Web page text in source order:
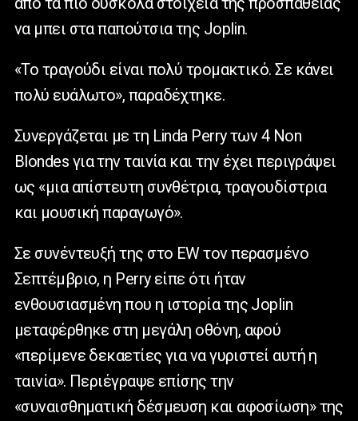
να μπει στα παπούτσια της Joplin.
«Το τραγούδι είναι πολύ τρομακτικό. Σε κάνει
πολύ ευάλωτο», παραδέχτηκε.
Συνεργάζεται με τη Linda Perryτων 4 Non
Blondes για την ταινία και την έχει περιγράψει
ως «μια απίστευτη συνθέτρια, τραγουδίστρια
και μουσική παραγωγό».
Σε συνέντευξή της στο EWτον περασμένο
Σεπτέμβριο, η Perryείπε ότι ήταν
ενθουσιασμένη που η ιστορία της Joplin
μεταφέρθηκε στη μεγάλη οθόνη, αφού
«περίμενε δεκαετίες για να γυριστεί αυτή η
ταινία». Περιέγραψε επίσης την
«συναισθηματική δέσμευση και αφοσίωση» της